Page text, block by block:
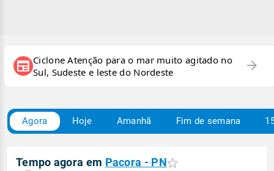
newspaper Ciclone Atenção para o mar muito agitado no
Sul, Sudeste e leste do Nordeste
arrow_forward
Agora Hoje Amanhã Fim de semana
Tempo agora em Pacora - PN